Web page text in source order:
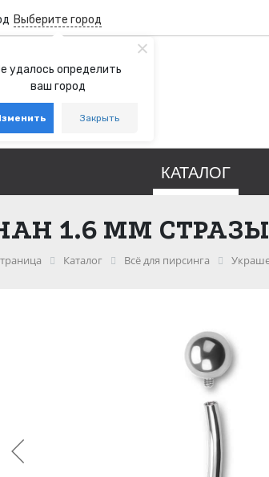
удалось определить
ваш город
Закрыть
Выберите город
100-76-77
по России
978-88-88
whatsapp
КАТАЛОГ
1.6 ММ СТРАЗЫ
Каталог Всё для пирсинга